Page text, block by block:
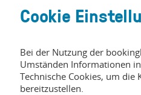
Cookie
Bei der Nutzung der
Umständen Informationen
Technische Cookies, um
bereitzustellen.